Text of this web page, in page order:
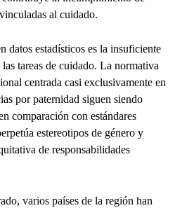
al cuidado.
datos estadísticos es la insuficiente
tareas de cuidado. La normativa
centrada casi exclusivamente en
por paternidad siguen siendo
comparación con estándares
estereotipos de género y
de responsabilidades
varios países de la región han